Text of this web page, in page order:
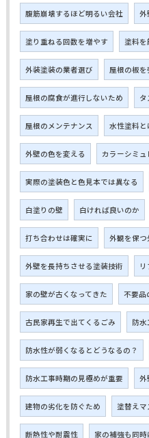
腹筋崩壊するほど明るい会社 外
塗り重ねる回数を増やす 塗料を
外装塗装の業者選び 屋根の板
屋根の腐食が進行しないため
屋根のメンテナンス 水性塗料と
外壁の色を変える カラーシミ
実際の塗装色と色見本では異なる
白塗りの壁 白ければ良いのか
打ち合わせは確実に 外観を保
外壁を長持ちさせる塗装技術
家の壁が古くなってきた 不要品
古民家再生で出てくるごみ 防水
防水性が弱くなるとどうなるの？
防水工事時期の見極めが重要 外
建物の劣化を防ぐため 塗替えマ
断熱性や耐震性 家の補強も同時